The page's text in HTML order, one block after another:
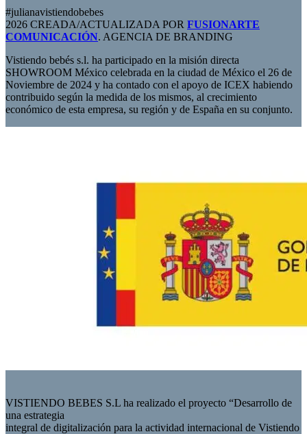
#julianavistiendobebes
2026 CREADA/ACTUALIZADA POR FUSIONARTE
COMUNICACIÓN. AGENCIA DE BRANDING
Vistiendo bebés s.l. ha participado en la misión directa
SHOWROOM México celebrada en la ciudad de México el 26 de
Noviembre de 2024 y ha contado con el apoyo de ICEX habiendo
contribuido según la medida de los mismos, al crecimiento
económico de esta empresa, su región y de España en su conjunto.
VISTIENDO BEBES S.L ha realizado el proyecto “Desarrollo de
una estrategia
integral de digitalización para la actividad internacional de Vistiendo